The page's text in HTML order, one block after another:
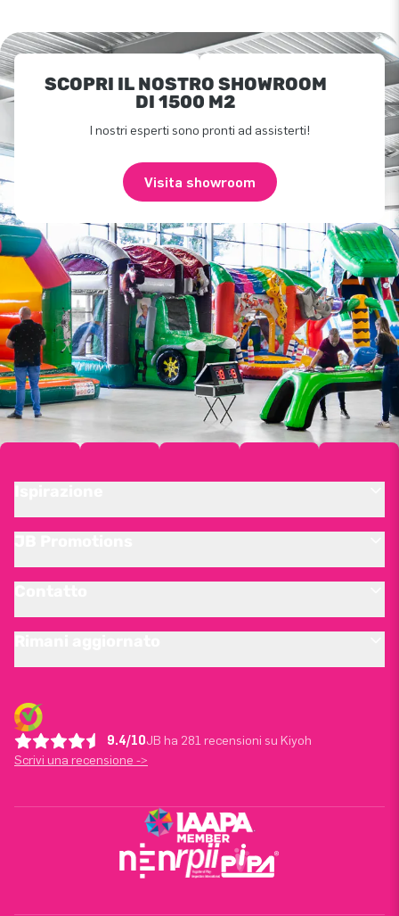
SCOPRI IL NOSTRO SHOWROOM
DI 1500 M2
I nostri esperti sono pronti ad assisterti!
Visita showroom
9.4/10JB ha 281 recensioni su Kiyoh
Scrivi una recensione ->